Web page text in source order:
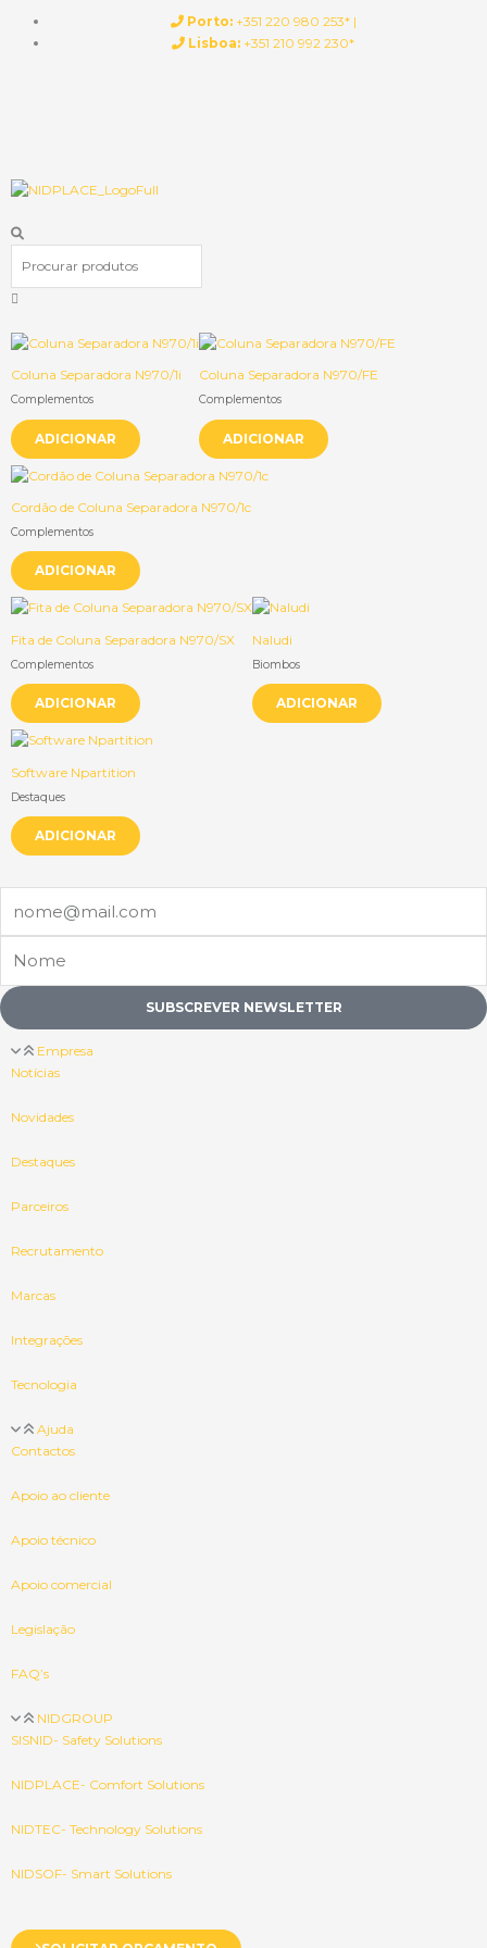
Porto:+351 220 980 253* |
Lisboa: +351 210 992 230*
Procurar
Coluna Separadora N970/1i
Complementos
ADICIONAR
Coluna Separadora N970/FE
Complementos
ADICIONAR
Cordão de Coluna Separadora N970/1c
Complementos
ADICIONAR
Fita de Coluna Separadora N970/SX
Complementos
ADICIONAR
Naludi
Biombos
ADICIONAR
Software Npartition
Destaques
ADICIONAR
SUBSCREVER NEWSLETTER
Empresa
Notícias
Novidades
Destaques
Parceiros
Recrutamento
Marcas
Integrações
Tecnologia
Ajuda
Contactos
Apoio ao cliente
Apoio técnico
Apoio comercial
Legislação
FAQ’s
NIDGROUP
SISNID- Safety Solutions
NIDPLACE- Comfort Solutions
NIDTEC- Technology Solutions
NIDSOF- Smart Solutions